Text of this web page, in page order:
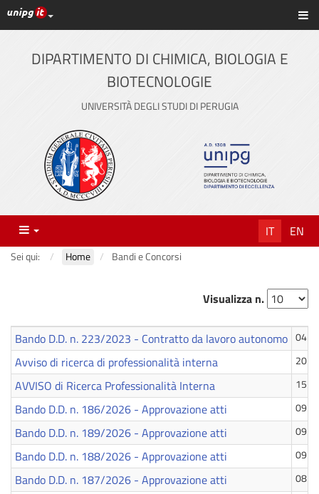
Vai
al
contenuto
principale
Link ai principali servizi web di Ateneo
DIPARTIMENTO DI CHIMICA, BIOLOGIA E
BIOTECNOLOGIE
UNIVERSITÀ DEGLI STUDI DI PERUGIA
Menu IT EN
Sei qui: Home Bandi e Concorsi
Visualizza n.
Bando D.D. n. 223/2023 - Contratto da lavoro autonomo 04
Avviso di ricerca di professionalità interna 20
AVVISO di Ricerca Professionalità Interna 15
Bando D.D. n. 186/2026 - Approvazione atti 09
Bando D.D. n. 189/2026 - Approvazione atti 09
Bando D.D. n. 188/2026 - Approvazione atti 09
Bando D.D. n. 187/2026 - Approvazione atti 08